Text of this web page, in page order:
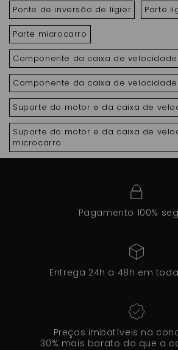
Ponte de inversão de ligier Parte
Parte microcarro
Componente da caixa de
Componente da caixa de
Suporte do motor e da caixa de
Suporte do motor e da caixa de
microcarro
Pagamento 100%
Entrega 24h a 48h em
Preços imbatíveis na
30% mais barato do que a